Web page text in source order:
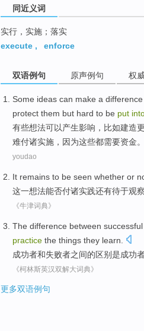
同近义词
实行，实施；落实
execute , enforce
双语例句 原声例句 权
Some ideas can make a difference
protect them but hard to be put
有些想法可以产生影响，比如建造
难付诸实施 ， 因为这些都需要资金。
youdao
It remains to be seen whether or
这一想法能否付诸实践还有待于观察
《牛津词典》
The difference between successful
practice the things they learn
成功者和失败者之间的区别是成功
《柯林斯英汉双解大词典》
更多双语例句